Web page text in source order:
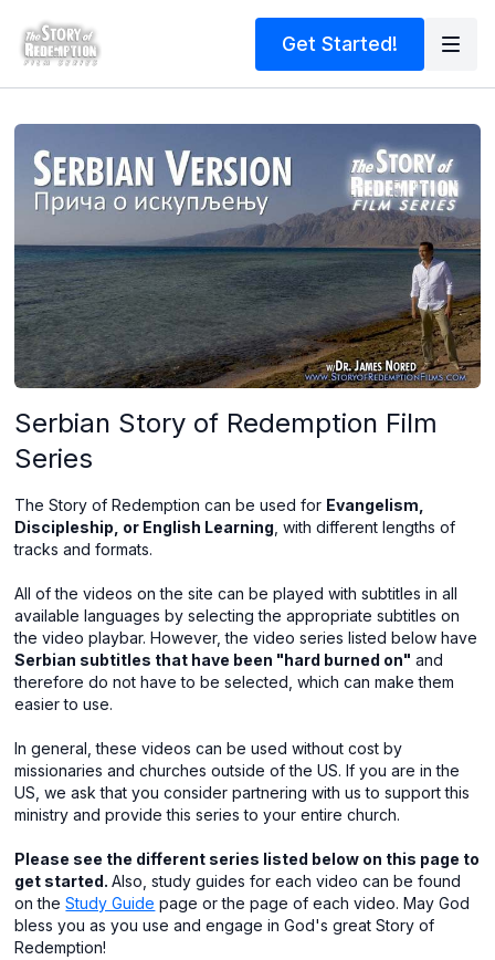
Get Started!
Serbian Story of Redemption Film
Series
The Story of Redemption can be used for Evangelism,
Discipleship, or English Learning , with different lengths of
tracks and formats.
All of the videos on the site can be played with subtitles in all
available languages by selecting the appropriate subtitles on
the video playbar. However, the video series listed below have
Serbian subtitles that have been "hard burned on" and
therefore do not have to be selected, which can make them
easier to use.
In general, these videos can be used without cost by
missionaries and churches outside of the US. If you are in the
US, we ask that you consider partnering with us to support this
ministry and provide this series to your entire church.
Please see the different series listed below on this page to
get started.Also, study guides for each video can be found
on theStudy Guide page or the page of each video. May God
bless you as you use and engage in God's great Story of
Redemption!